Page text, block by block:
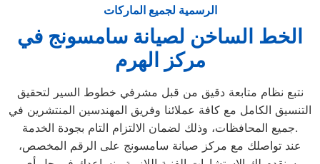
الرسمية لجميع الماركات
الخط الساخن لصيانة سامسونج في
مركز الهرم
نتبع نظام متابعة دقيق من قبل مشرفي خطوط السير لتحقيق
التنسيق الكامل مع كافة عملائنا وفريق المهندسين المنتشرين في
جميع المحافظات، وذلك لضمان الالتزام التام بجودة الخدمة.
عند تواصلك مع مركز صيانة سامسونج على الرقم المخصص،